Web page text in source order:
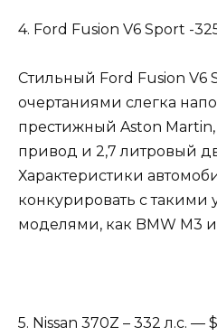
4. Ford Fusion V6 Sport -
Стильный Ford Fusion V6
очертаниями слегка
престижный Aston
привод и 2,7 литровый
Характеристики
конкурировать с
моделями, как BMW M3 и
5. Nissan 370Z – 332 л.с. —